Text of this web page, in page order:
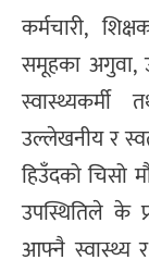
कर्मचारी,
समूहका अगुवा,
स्वास्थ्यकर्मी
उल्लेखनीय र
हिउँदको चिसो
उपस्थितिले के
आफ्नै स्वास्थ्य